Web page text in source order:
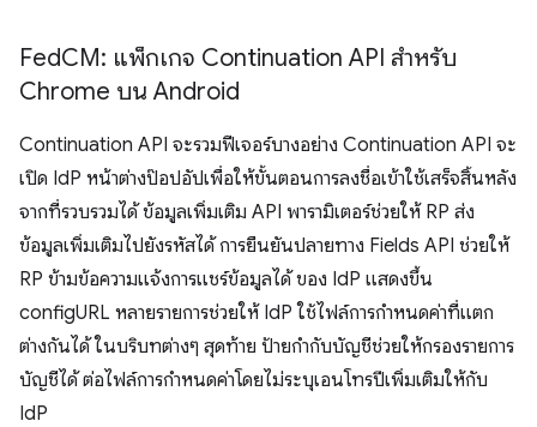
FedCM: แพ็กเกจ Continuation API สำหรับ
Chrome บน Android
Continuation API จะรวมฟีเจอร์บางอย่าง Continuation API จะ
เปิด IdP หน้าต่างป๊อปอัปเพื่อให้ขั้นตอนการลงชื่อเข้าใช้เสร็จสิ้นหลัง
จากที่รวบรวมได้ ข้อมูลเพิ่มเติม API พารามิเตอร์ช่วยให้ RP ส่ง
ข้อมูลเพิ่มเติมไปยังรหัสได้ การยืนยันปลายทาง Fields API ช่วยให้
RP ข้ามข้อความแจ้งการแชร์ข้อมูลได้ ของ IdP แสดงขึ้น
configURL หลายรายการช่วยให้ IdP ใช้ไฟล์การกำหนดค่าที่แตก
ต่างกันได้ ในบริบทต่างๆ สุดท้าย ป้ายกำกับบัญชีช่วยให้กรองรายการ
บัญชีได้ ต่อไฟล์การกำหนดค่าโดยไม่ระบุเอนโทรปีเพิ่มเติมให้กับ
IdP